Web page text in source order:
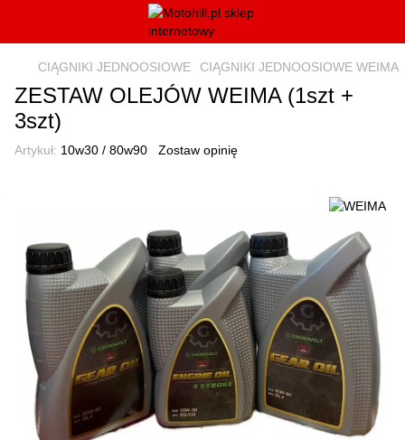
CIĄGNIKI JEDNOOSIOWE CIĄGNIKI JEDNOOSIOWE WEIMA
ZESTAW OLEJÓW WEIMA (1szt +
3szt)
Artykuł: 10w30 / 80w90 Zostaw opinię